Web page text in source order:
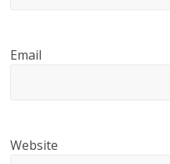
Email
Website